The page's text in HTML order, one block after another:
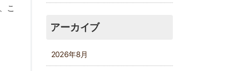
こ
アーカイブ
2026年8月